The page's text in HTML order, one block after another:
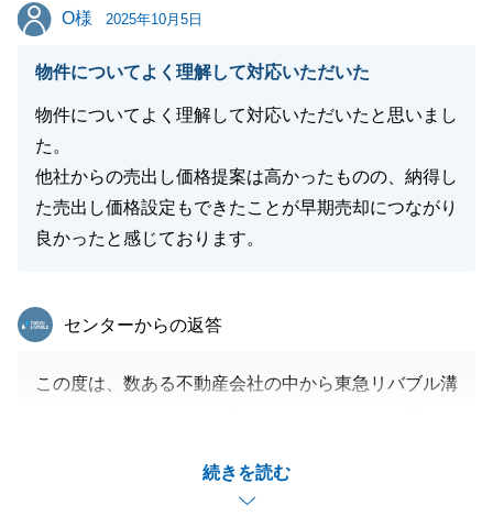
一方、ご指摘いただきました「ローンの手続き等に関
ター全体で真摯に受け止めております。
不動産仲介担当者が若手であっても、お客様にご不安
を与えることがあってはなりません。
東急リバブル溝ノ口センターでは、若手担当者であっ
ても、ベテランの責任者が必ずバックアップする体制
を取っております。
様に最も正確で最適な情報を提供することをお約束し
私たちは、お客様からの率直なご意見を「成長の栄
いしたい」と思っていただける関係性を築くことこそ
O様
O様 2025年10月5日
物件についてよく理解して対応いただいた
物件についてよく理解して対応いただいたと思いまし
た。
他社からの売出し価格提案は高かったものの、納得し
た売出し価格設定もできたことが早期売却につながり
良かったと感じております。
続きを読む
東急リバブル
センターからの返答
この度は、数ある不動産会社の中から東急リバブル溝
_また、身に余る評価をいただき大変光栄です。温か
いコメントをいただき、心より感謝申し上げます。